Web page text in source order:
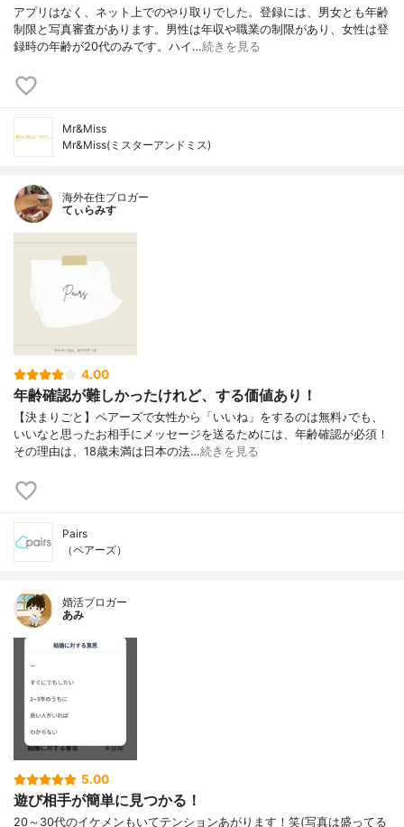
アプリはなく、ネット上でのやり取りでした。登録には、男女とも年齢
制限と写真審査があります。男性は年収や職業の制限があり、女性は登
録時の年齢が20代のみです。ハイ…続きを見る
Mr&Miss
Mr&Miss(ミスターアンドミス)
海外在住ブロガー
てぃらみす
4.00
年齢確認が難しかったけれど、する価値あり！
【決まりごと】ペアーズで女性から「いいね」をするのは無料♪でも、
いいなと思ったお相手にメッセージを送るためには、年齢確認が必須！
その理由は、18歳未満は日本の法…続きを見る
Pairs
（ペアーズ）
婚活ブロガー
あみ
5.00
遊び相手が簡単に見つかる！
20～30代のイケメンもいてテンションあがります！笑(写真は盛ってる